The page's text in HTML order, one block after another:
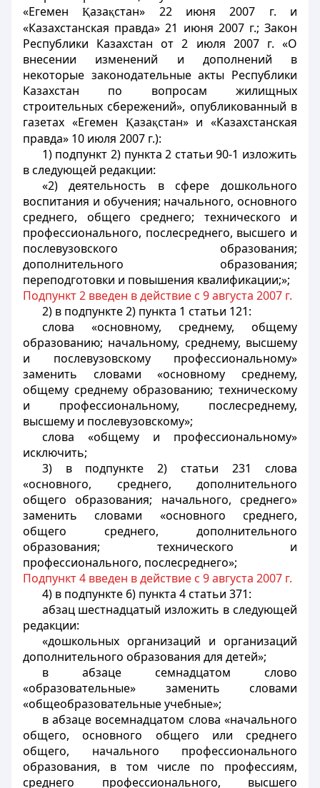
«ЕгеменҚазақстан» 22 июня 2007 г. и
«Казахстанская правда» 21 июня 2007 г.; Закон
Республики Казахстан от 2 июля 2007 г. «О
внесении изменений и дополнений в
некоторые законодательные акты Республики
Казахстан по вопросам жилищных
строительных сбережений», опубликованный в
газетах «Егемен
Қазақстан» и «Казахстанская
правда» 10 июля 2007 г.):
1) подпункт 2) пункта 2 статьи 90-1 изложить
в следующей редакции:
«2) деятельность в сфере дошкольного
воспитания и обучения; начального, основного
среднего, общего среднего; технического и
профессионального, послесреднего, высшего и
послевузовского образования;
дополнительного образования;
переподготовки и повышения квалификации;»;
Подпункт 2 введен в действие с 9 августа 2007 г.
2) в подпункте 2) пункта 1 статьи 121:
слова «основному, среднему, общему
образованию; начальному, среднему, высшему
и послевузовскому профессиональному»
заменить словами «основному среднему,
общему среднему образованию; техническому
и профессиональному, послесреднему,
высшему и послевузовскому»;
слова «общему и профессиональному»
исключить;
3) в подпункте 2) статьи 231 слова
«основного, среднего, дополнительного
общего образования; начального, среднего»
заменить словами «основного среднего,
общего среднего, дополнительного
образования; технического и
профессионального, послесреднего»;
Подпункт 4 введен в действие с 9 августа 2007 г.
4) в подпункте 6) пункта 4 статьи 371:
абзац шестнадцатый изложить в следующей
редакции:
«дошкольных организаций и организаций
дополнительного образования для детей»;
в абзаце семнадцатом слово
«образовательные» заменить словами
«общеобразовательные учебные»;
в абзаце восемнадцатом слова «начального
общего, основного общего или среднего
общего, начального профессионального
образования, в том числе по профессиям,
среднего профессионального, высшего